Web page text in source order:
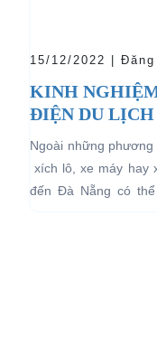
15/12/2022 |
KINH
ĐIỆN DU LỊCH
QUANH ĐÀ
Ngoài những
xích lô, xe máy hay
đến Đà Nẵng có